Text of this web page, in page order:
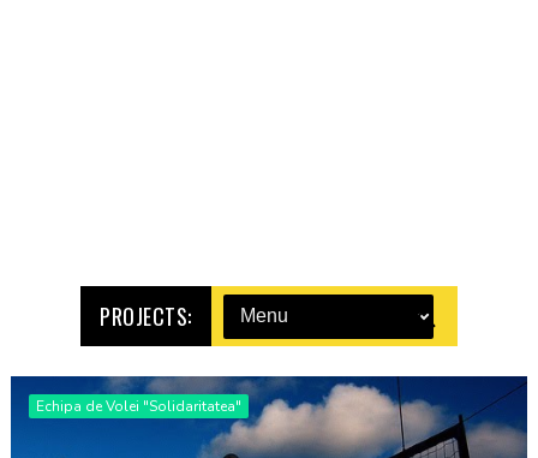
PROJECTS:
Echipa de Volei "Solidaritatea"